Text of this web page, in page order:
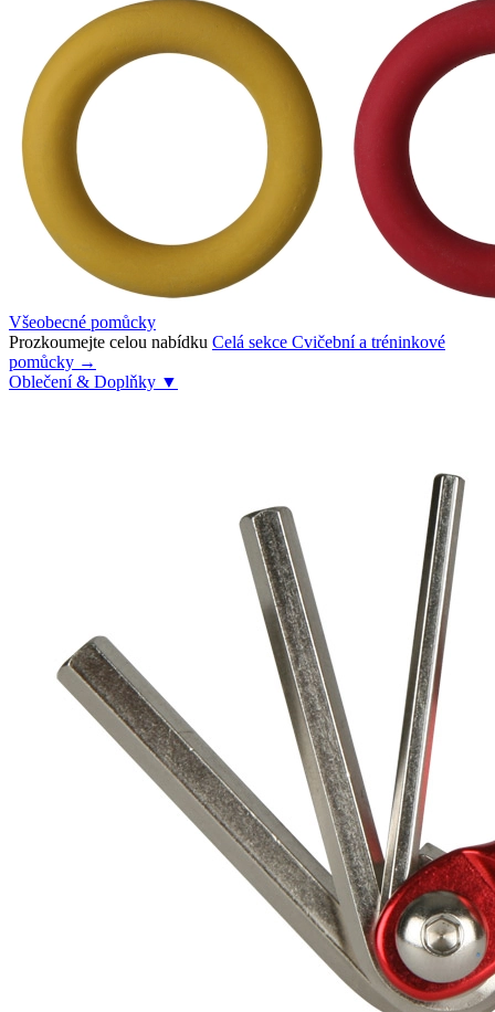
Všeobecné pomůcky
Prozkoumejte celou nabídku Celá sekce Cvičební a tréninkové
pomůcky →
Oblečení & Doplňky ▼